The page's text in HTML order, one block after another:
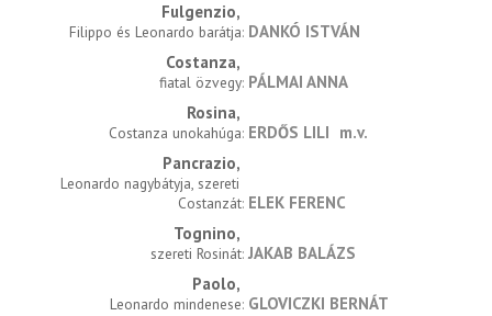
Fulgenzio
Filippo és Leonardo barátja DANKÓ ISTVÁN
Costanza
fiatal özvegy PÁLMAI ANNA
Rosina
Costanza unokahúga ERDŐS LILI m.v.
Pancrazio
Leonardo nagybátyja, szereti
Costanzát ELEK FERENC
Tognino
szereti Rosinát JAKAB BALÁZS
Paolo
Leonardo mindenese GLOVICZKI BERNÁT